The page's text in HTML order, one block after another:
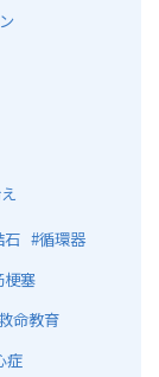
石 循環器
梗塞
命教育
症